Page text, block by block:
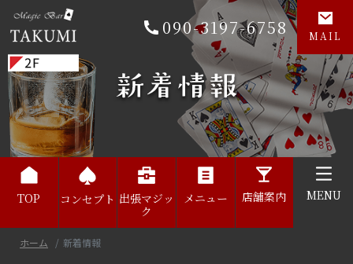
090-3197-6758 MAIL
TOP コンセプト 出張マジッ
ク
メニュー 店舗案内 MENU
ホーム 新着情報